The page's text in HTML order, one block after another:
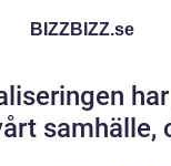
BIZZBIZZ.se
samhälle,